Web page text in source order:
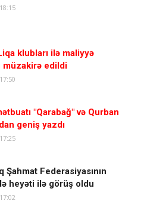
klubları ilə maliyyə
müzakirə edildi
"Qarabağ" və Qurban
geniş yazdı
Şahmat Federasiyasının
heyəti ilə görüş oldu